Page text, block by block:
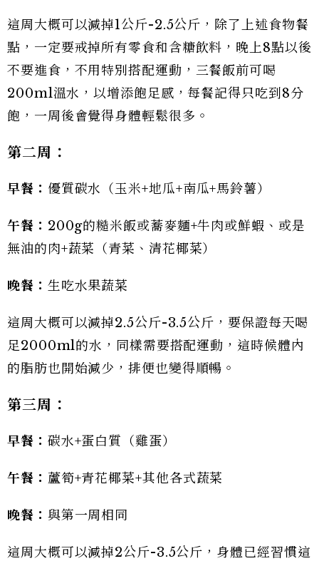
這周大概可以減掉1公斤-2.5公斤，除了上述食物餐
點，一定要戒掉所有零食和含糖飲料，晚上8點以後
不要進食，不用特別搭配運動，三餐飯前可喝
200ml溫水，以增添飽足感，每餐記得只吃到8分
飽，一周後會覺得身體輕鬆很多。
第二周：
早餐： 優質碳水（玉米+地瓜+南瓜+馬鈴薯）
午餐： 200g的糙米飯或蕎麥麵+牛肉或鮮蝦、或是
無油的肉+蔬菜（青菜、清花椰菜）
晚餐： 生吃水果蔬菜
這周大概可以減掉2.5公斤-3.5公斤，要保證每天喝
足2000ml的水，同樣需要搭配運動，這時候體內
的脂肪也開始減少，排便也變得順暢。
第三周：
早餐： 碳水+蛋白質（雞蛋）
午餐： 蘆筍+青花椰菜+其他各式蔬菜
晚餐： 與第一周相同
這周大概可以減掉2公斤-3.5公斤，身體已經習慣這